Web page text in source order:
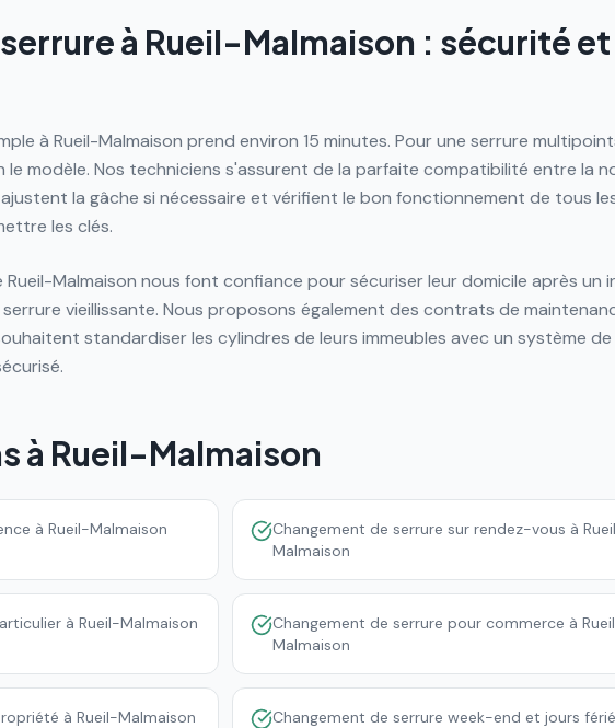
à Rueil-Malmaison : sécurité et
à Rueil-Malmaison prend environ 15 minutes. Pour une serrure
modèle. Nos techniciens s'assurent de la parfaite compatibilité entre la
la gâche si nécessaire et vérifient le bon fonctionnement de tous
les clés.
Malmaison nous font confiance pour sécuriser leur domicile après un
vieillissante. Nous proposons également des contrats de
standardiser les cylindres de leurs immeubles avec un système
à Rueil-Malmaison
à Rueil-Malmaison
Changement de serrure sur rendez-vous à
Malmaison
à Rueil-Malmaison
Changement de serrure pour commerce à
Malmaison
à Rueil-Malmaison
Changement de serrure week-end et jours